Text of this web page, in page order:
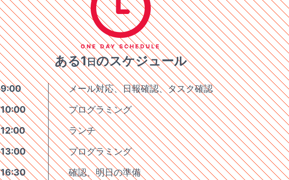
ONE DAY SCHEDULE
ある1日のスケジュール
9:00
メール対応、日報確認、タスク確認
10:00
プログラミング
12:00
ランチ
13:00
プログラミング
16:30
確認、明日の準備